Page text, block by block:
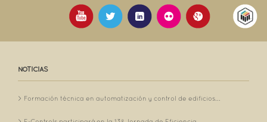
NOTICIAS
Formación técnica en automatización y control de edificios...